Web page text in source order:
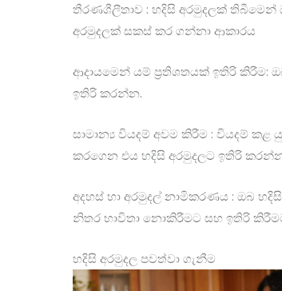
තීරණශීලීතාව : හදිසි අරමුදලක්
අරමුදලක් සකස් කර ගන්නා ආකාරය
ආදායමෙන් යම් ප්‍රතිශතයක් ඉතිරි කිරීම:
ඉතිරි කරන්න.
සාමාන්‍ය වියදම් අවම කිරීම : වියදම්
කරගෙන එය හදිසි අරමුදලට ඉතිරි
අදහස් හා අරමුදල් නාමිකරණය : ඔබ
නිතර භාවිතා නොකිරීමට සහ ඉතිරි
හදිසි අරමුදල පවත්වා ගැනීම